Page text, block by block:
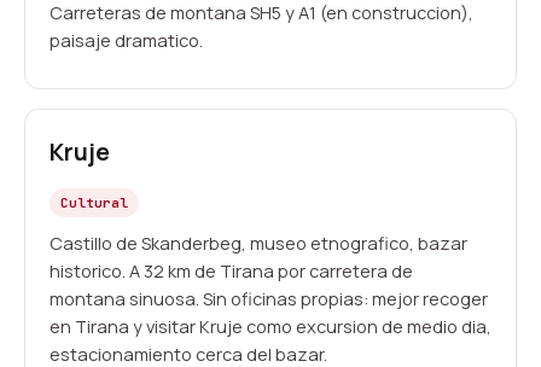
Carreteras de montana SH5 y A1 (en construccion),
paisaje dramatico.
Kruje
Cultural
Castillo de Skanderbeg, museo etnografico, bazar
historico. A 32 km de Tirana por carretera de
montana sinuosa. Sin oficinas propias: mejor recoger
en Tirana y visitar Kruje como excursion de medio dia,
estacionamiento cerca del bazar.